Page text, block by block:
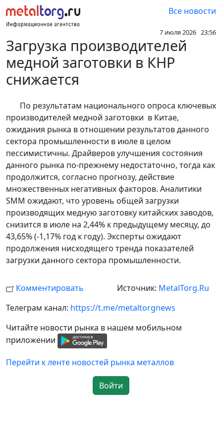
Все новости
7 июля 2026 23:56
Загрузка производителей
медной заготовки в КНР
снижается
По результатам национального опроса ключевых
производителей медной заготовки в Китае,
ожидания рынка в отношении результатов данного
сектора промышленности в июле в целом
пессимистичны. Драйверов улучшения состояния
данного рынка по-прежнему недостаточно, тогда как
продолжится, согласно прогнозу, действие
множественных негативных факторов. Аналитики
SMM ожидают, что уровень общей загрузки
производящих медную заготовку китайских заводов,
снизится в июле на 2,44% к предыдущему месяцу, до
43,65% (-1,17% год к году). Эксперты ожидают
продолжения нисходящего тренда показателей
загрузки данного сектора промышленности.
Комментировать Источник: MetalTorg.Ru
Телеграм канал: https://t.me/metaltorgnews
Читайте новости рынка в нашем мобильном
приложении
Перейти к ленте новостей рынка металлов
Войти